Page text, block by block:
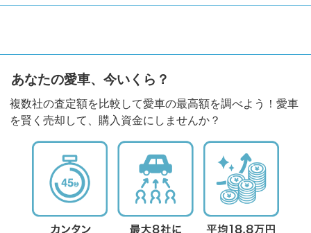
あなたの愛車、今いくら？
複数社の査定額を比較して愛車の最高額を調べよう！愛車
を賢く売却して、購入資金にしませんか？